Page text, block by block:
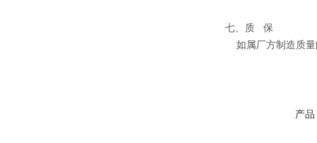
七、质 保
如属厂方制造质量
产品